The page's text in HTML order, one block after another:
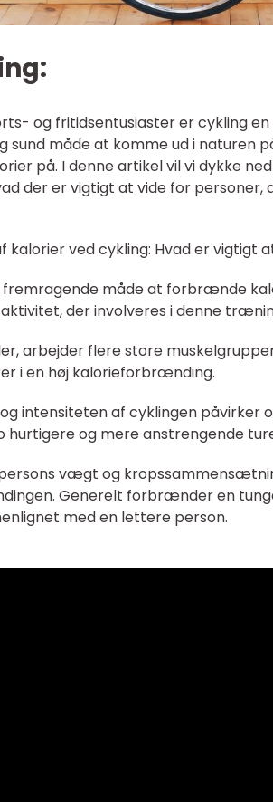
og fritidsentusiaster er cykling
sund måde at komme ud i naturen
på. I denne artikel vil vi dykke
der er vigtigt at vide for
ved cykling: Hvad er vigtigt
fremragende måde at forbrænde
der involveres i denne
arbejder flere store
i en høj kalorieforbrænding.
intensiteten af cyklingen
hurtigere og mere anstrengende
vægt og
Generelt forbrænder en
med en lettere person.